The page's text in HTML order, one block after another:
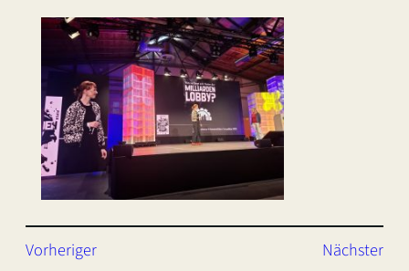
Vorheriger Nächster